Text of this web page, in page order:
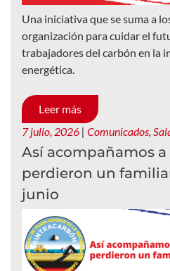
Una iniciativa que se suma a
organización para cuidar el
trabajadores del carbón en la
energética.
Leer más
7 julio, 2026 | Comunicados,
Así acompañamos
perdieron un
junio